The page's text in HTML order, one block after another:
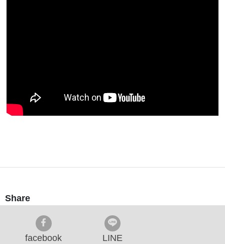
Share
facebook LINE